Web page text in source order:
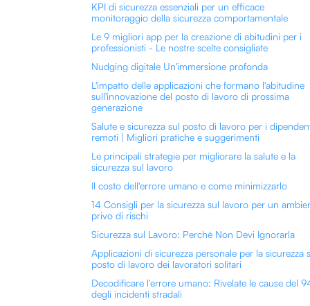
KPI di sicurezza essenziali per un efficace
monitoraggio della sicurezza comportamentale
Le 9 migliori app per la creazione di abitudini per i
professionisti - Le nostre scelte consigliate
Nudging digitale Un'immersione profonda
L'impatto delle applicazioni che formano l'abitudine
sull'innovazione del posto di lavoro di prossima
generazione
Salute e sicurezza sul posto di lavoro per i
remoti | Migliori pratiche e suggerimenti
Le principali strategie per migliorare la salute e la
sicurezza sul lavoro
Il costo dell'errore umano e come minimizzarlo
14 Consigli per la sicurezza sul lavoro per un
privo di rischi
Sicurezza sul Lavoro: Perché Non Devi Ignorarla
Applicazioni di sicurezza personale per la sicurezza
posto di lavoro dei lavoratori solitari
Decodificare l'errore umano: Rivelate le cause del
degli incidenti stradali